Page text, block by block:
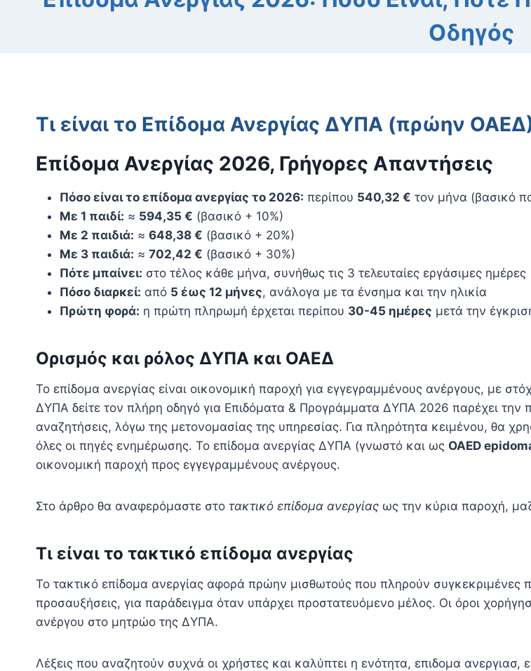
Οδηγός
Τι είναι το Επίδομα Ανεργίας ΔΥΠΑ (πρώην
Επίδομα Ανεργίας 2026, Γρήγορες Απαντήσεις
Πόσο είναι το επίδομα ανεργίας το 2026: περίπου 540,32 € τον μήνα (βασικό
Με 1 παιδί: ≈ 594,35 € (βασικό + 10%)
Με 2 παιδιά: ≈ 648,38 € (βασικό + 20%)
Με 3 παιδιά: ≈ 702,42 € (βασικό + 30%)
Πότε μπαίνει: στο τέλος κάθε μήνα, συνήθως τις 3 τελευταίες εργάσιμες ημέρες
Πόσο διαρκεί: από 5 έως 12 μήνες, ανάλογα με τα ένσημα και την ηλικία
Πρώτη φορά: η πρώτη πληρωμή έρχεται περίπου 30-45 ημέρες μετά την
Ορισμός και ρόλος ΔΥΠΑ και ΟΑΕΔ
Το επίδομα ανεργίας είναι οικονομική παροχή για εγγεγραμμένους ανέργους, με
ΔΥΠΑ δείτε τον πλήρη οδηγό για Επιδόματα & Προγράμματα ΔΥΠΑ 2026 παρέχει
αναζητήσεις, λόγω της μετονομασίας της υπηρεσίας. Για πληρότητα κειμένου, θα
όλες οι πηγές ενημέρωσης. Το επίδομα ανεργίας ΔΥΠΑ (γνωστό και ως OAED
οικονομική παροχή προς εγγεγραμμένους ανέργους.
Στο άρθρο θα αναφερόμαστε στο τακτικό επίδομα ανεργίας ως την κύρια παροχή,
Τι είναι το τακτικό επίδομα ανεργίας
Το τακτικό επίδομα ανεργίας αφορά πρώην μισθωτούς που πληρούν συγκεκριμένες
προσαυξήσεις, για παράδειγμα όταν υπάρχει προστατευόμενο μέλος. Οι όροι
ανέργου στο μητρώο της ΔΥΠΑ.
Λέξεις που αναζητούν συχνά οι χρήστες και καλύπτει η ενότητα, επιδομα ανεργιασ,